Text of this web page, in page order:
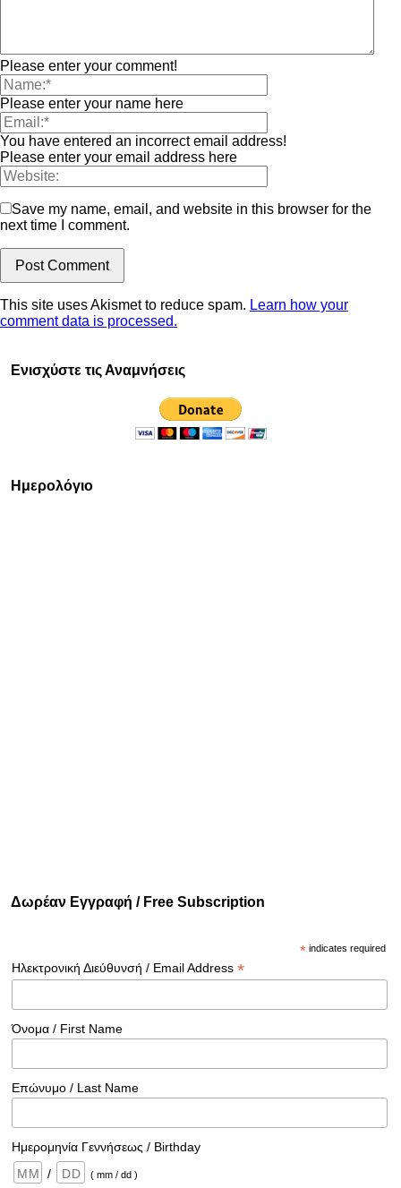
Please enter your comment!
Please enter your name here
You have entered an incorrect email address!
Please enter your email address here
Save my name, email, and website in this browser for the
next time I comment.
This site uses Akismet to reduce spam. Learn how your
comment data is processed.
Ενισχύστε τις Αναμνήσεις
Ημερολόγιο
Δωρέαν Εγγραφή / Free Subscription
*indicates required
Ηλεκτρονική Διεύθυνσή / Email Address*
Όνομα / First Name
Επώνυμο / Last Name
Ημερομηνία Γεννήσεως / Birthday
/
( mm / dd )